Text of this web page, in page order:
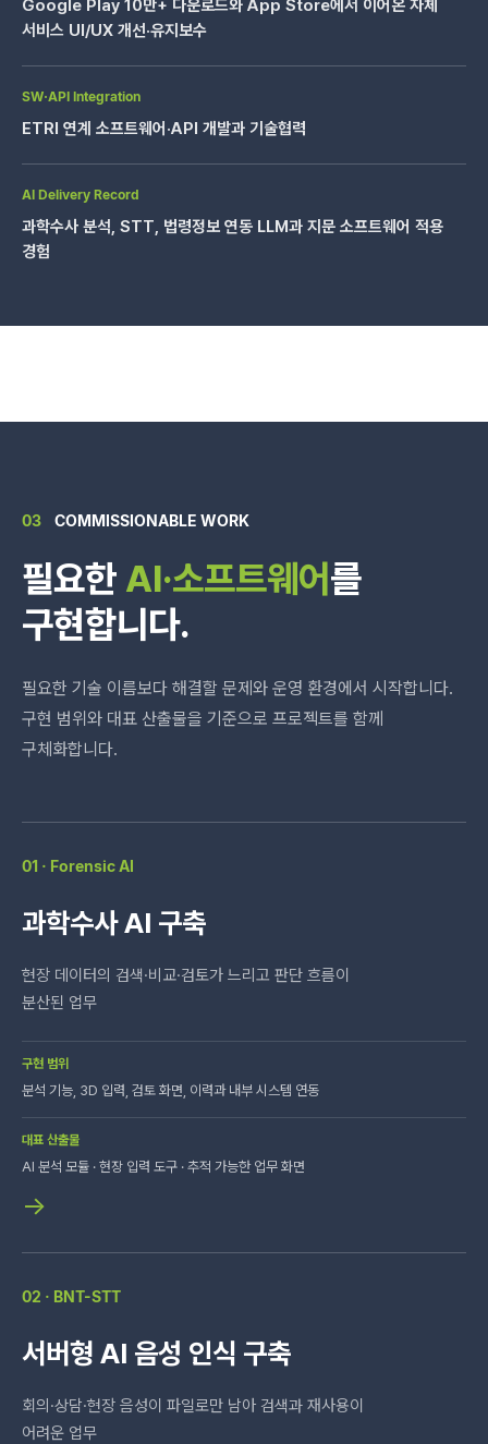
Google Play 10만+ 다운로드와 App Store에서 이어온 자체
서비스 UI/UX 개선·유지보수
SW·API Integration
ETRI 연계 소프트웨어·API 개발과 기술협력
AI Delivery Record
과학수사 분석, STT, 법령정보 연동 LLM과 지문 소프트웨어 적용
경험
03 COMMISSIONABLE WORK
필요한 AI·소프트웨어 를
구현합니다.
필요한 기술 이름보다 해결할 문제와 운영 환경에서 시작합니다.
구현 범위와 대표 산출물을 기준으로 프로젝트를 함께
구체화합니다.
01 · Forensic AI
과학수사 AI 구축
현장 데이터의 검색·비교·검토가 느리고 판단 흐름이
분산된 업무
구현 범위
분석 기능, 3D 입력, 검토 화면, 이력과 내부 시스템 연동
대표 산출물
AI 분석 모듈 · 현장 입력 도구 · 추적 가능한 업무 화면
→
02 · BNT-STT
서버형 AI 음성 인식 구축
회의·상담·현장 음성이 파일로만 남아 검색과 재사용이
어려운 업무